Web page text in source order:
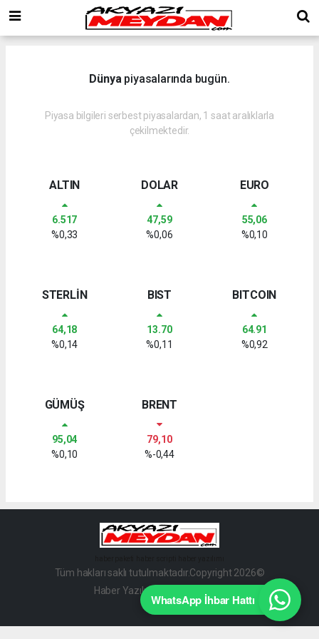
Dünya piyasalarında bugün.
Piyasa bilgileri serbest piyasalardan, 1 saat aralıklarla
çekilmektedir.
ALTIN
6.517
%0,33
DOLAR
47,59
%0,06
EURO
55,06
%0,10
STERLİN
64,18
%0,14
BIST
13.70
%0,11
BITCOIN
64.91
%0,92
GÜMÜŞ
95,04
%0,10
BRENT
79,10
%-0,44
Tüm hakları saklı tutulmaktadır.Copyright 2026©
Haber Yazılımı:
WhatsApp İhbar Hattı